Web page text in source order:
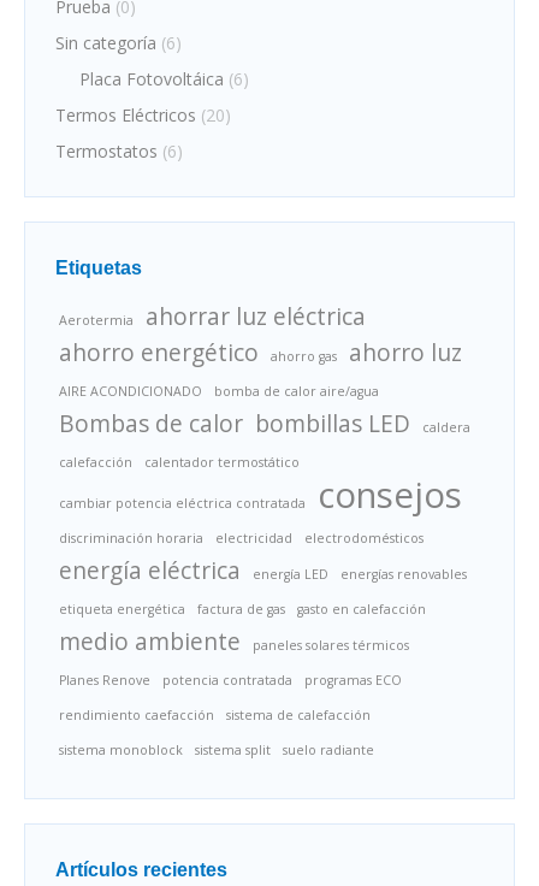
Prueba (0)
Sin categoría (6)
Placa Fotovoltáica (6)
Termos Eléctricos (20)
Termostatos (6)
Etiquetas
Aerotermia
ahorrar luz eléctrica
ahorro energético
ahorro gas ahorro luz
AIRE ACONDICIONADO bomba de calor aire/agua
Bombas de calor bombillas LED caldera
calefacción calentador termostático
cambiar potencia eléctrica contratada consejos
discriminación horaria electricidad electrodomésticos
energía eléctrica energía LED energías renovables
etiqueta energética factura de gas gasto en calefacción
medio ambiente paneles solares térmicos
Planes Renove potencia contratada programas ECO
rendimiento caefacción sistema de calefacción
sistema monoblock sistema split suelo radiante
Artículos recientes